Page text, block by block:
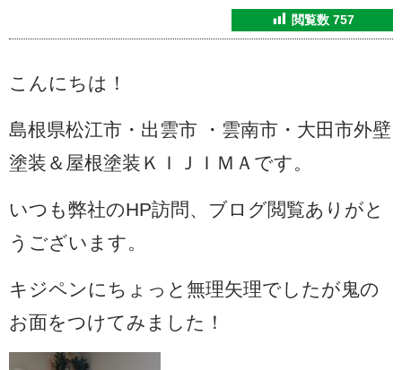
閲覧数 757
こんにちは！
島根県松江市・出雲市 ・雲南市・大田市外壁
塗装＆屋根塗装ＫＩＪＩＭＡです。
いつも弊社のHP訪問、ブログ閲覧ありがと
うございます。
キジペンにちょっと無理矢理でしたが鬼の
お面をつけてみました！